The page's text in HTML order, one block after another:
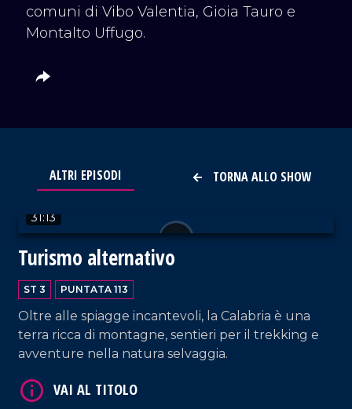
comuni di Vibo Valentia, Gioia Tauro e
Montalto Uffugo.
TORNA ALLO SHOW
ALTRI EPISODI
31:13
Turismo alternativo
ST 3 PUNTATA 113
Oltre alle spiagge incantevoli, la Calabria è una
terra ricca di montagne, sentieri per il trekking e
avventure nella natura selvaggia.
VAI AL TITOLO
VAI AL TITOLO